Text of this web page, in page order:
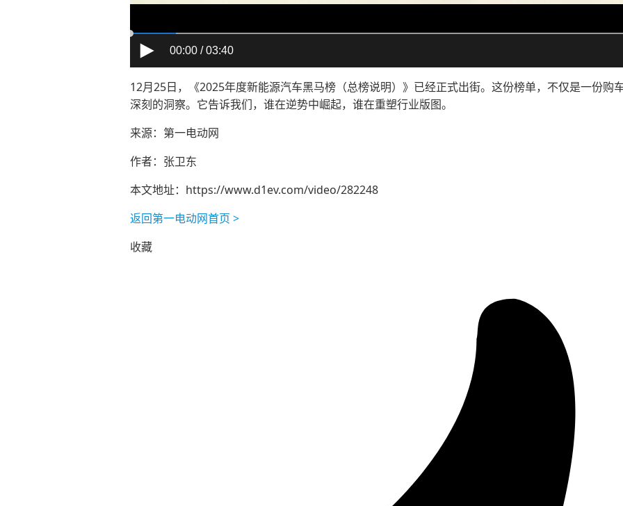
00:00 / 03:40
12月25日，《2025年度新能源汽车黑马榜（总榜说明）》已经正式出街。这份榜单，不仅是一份购
深刻的洞察。它告诉我们，谁在逆势中崛起，谁在重塑行业版图。
来源：第一电动网
作者：张卫东
本文地址： https://www.d1ev.com/video/282248
返回第一电动网首页 >
收藏